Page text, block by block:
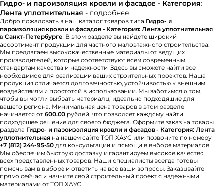
Гидро- и пароизоляция кровли и фасадов - Категория:
Лента уплотнительная - подробнее
Добро пожаловать в наш каталог товаров типа Гидро- и
пароизоляция кровли и фасадов - Категория: Лента уплотнительная
в Санкт-Петербурге! В этом разделе вы найдете широкий
ассортимент продукции для частного малоэтажного строительства.
Мы предлагаем высококачественные материалы от ведущих
производителей, которые соответствуют всем современным
стандартам качества и надежности. Здесь вы сможете найти все
необходимое для реализации ваших строительных проектов. Наша
продукция отличается долговечностью, устойчивостью к внешним
воздействиям и простотой в использовании. Мы заботимся о том,
чтобы вы могли выбрать материалы, идеально подходящие для
вашего региона. Минимальная цена товаров в этом разделе
начинается от 600.00 рублей, что позволяет каждому найти
подходящее решение для своего бюджета. Оформите заказ на товары
раздела Гидро- и пароизоляция кровли и фасадов - Категория: Лента
уплотнительная на нашем сайте ТОП ХАУС или позвоните по номеру
+7 (812) 244-95-50 для консультации и помощи в выборе материалов.
Мы обеспечим быструю доставку и гарантируем высокое качество
всех представленных товаров. Наши специалисты всегда готовы
помочь вам в выборе и ответить на все ваши вопросы. Заказывайте
прямо сейчас и начните свой строительный проект с надежными
материалами от ТОП ХАУС!